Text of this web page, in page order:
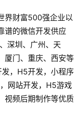
界财富500强企业以
谱的微信开发供应
深圳、广州、天
厦门、重庆、西安等
，H5开发，小程序
网站开发，H5游戏
视频后期制作等优质